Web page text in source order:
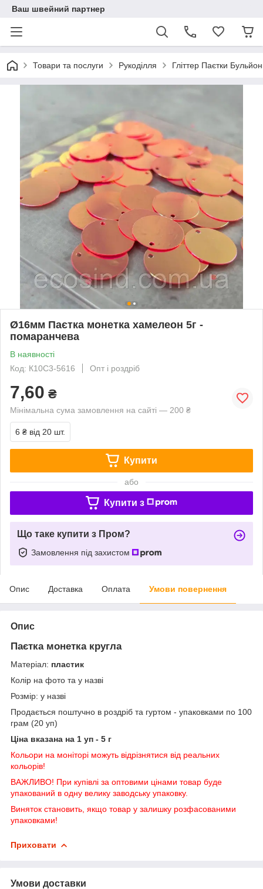
Ваш швейний партнер
Товари та послуги Рукоділля Гліттер Паєтки
Ø16мм Паєтка монетка хамелеон 5г -
помаранчева
В наявності
Код: К10С3-5616
Опт і роздріб
7,60 ₴
Мінімальна сума замовлення на сайті — 200 ₴
6 ₴ від 20 шт.
Купити
або
Купити з
Що таке купити з Пром?
Замовлення під захистом
Опис Доставка Оплата Умови повернення
Опис
Паєтка монетка кругла
Матеріал: пластик
Колір на фото та у назві
Розмір: у назві
Продається поштучно в роздріб та гуртом - упаковками по 100
грам (20 уп)
Ціна вказана на 1 уп - 5 г
Кольори на моніторі можуть відрізнятися від реальних
кольорів!
ВАЖЛИВО! При купівлі за оптовими цінами товар буде
упакований в одну велику заводську упаковку.
Виняток становить, якщо товар у залишку розфасованими
упаковками!
Приховати
Умови доставки